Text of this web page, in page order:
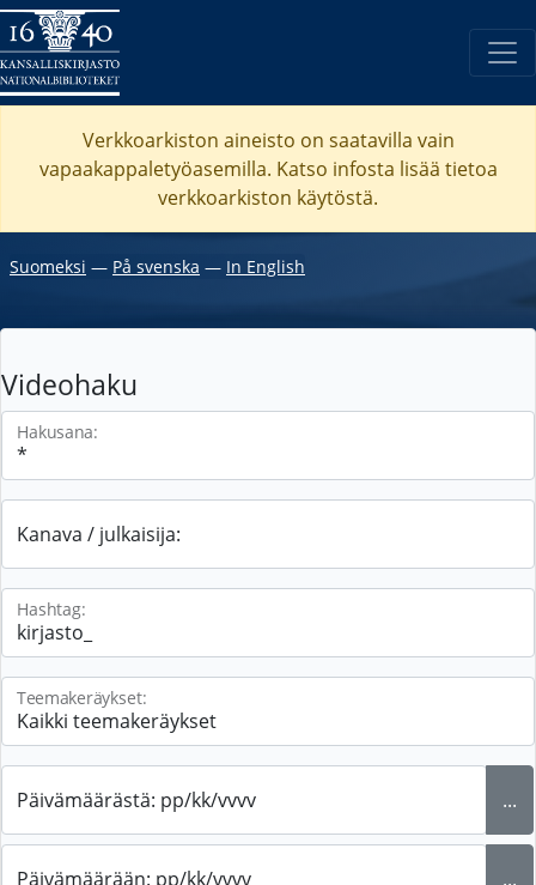
Verkkoarkiston aineisto on saatavilla vain
vapaakappaletyöasemilla. Katso infosta lisää tietoa
verkkoarkiston käytöstä.
Suomeksi ― På svenska ― In English
Videohaku
Hakusana:
Kanava / julkaisija:
Hashtag:
Teemakeräykset:
Päivämäärästä: pp/kk/vvvv ...
Päivämäärään: pp/kk/vvvv ...